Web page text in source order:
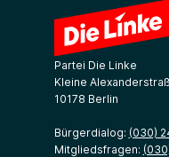
Partei Die Linke
Kleine
10178 Berlin
Bürgerdialog: (030)
Mitgliedsfragen: